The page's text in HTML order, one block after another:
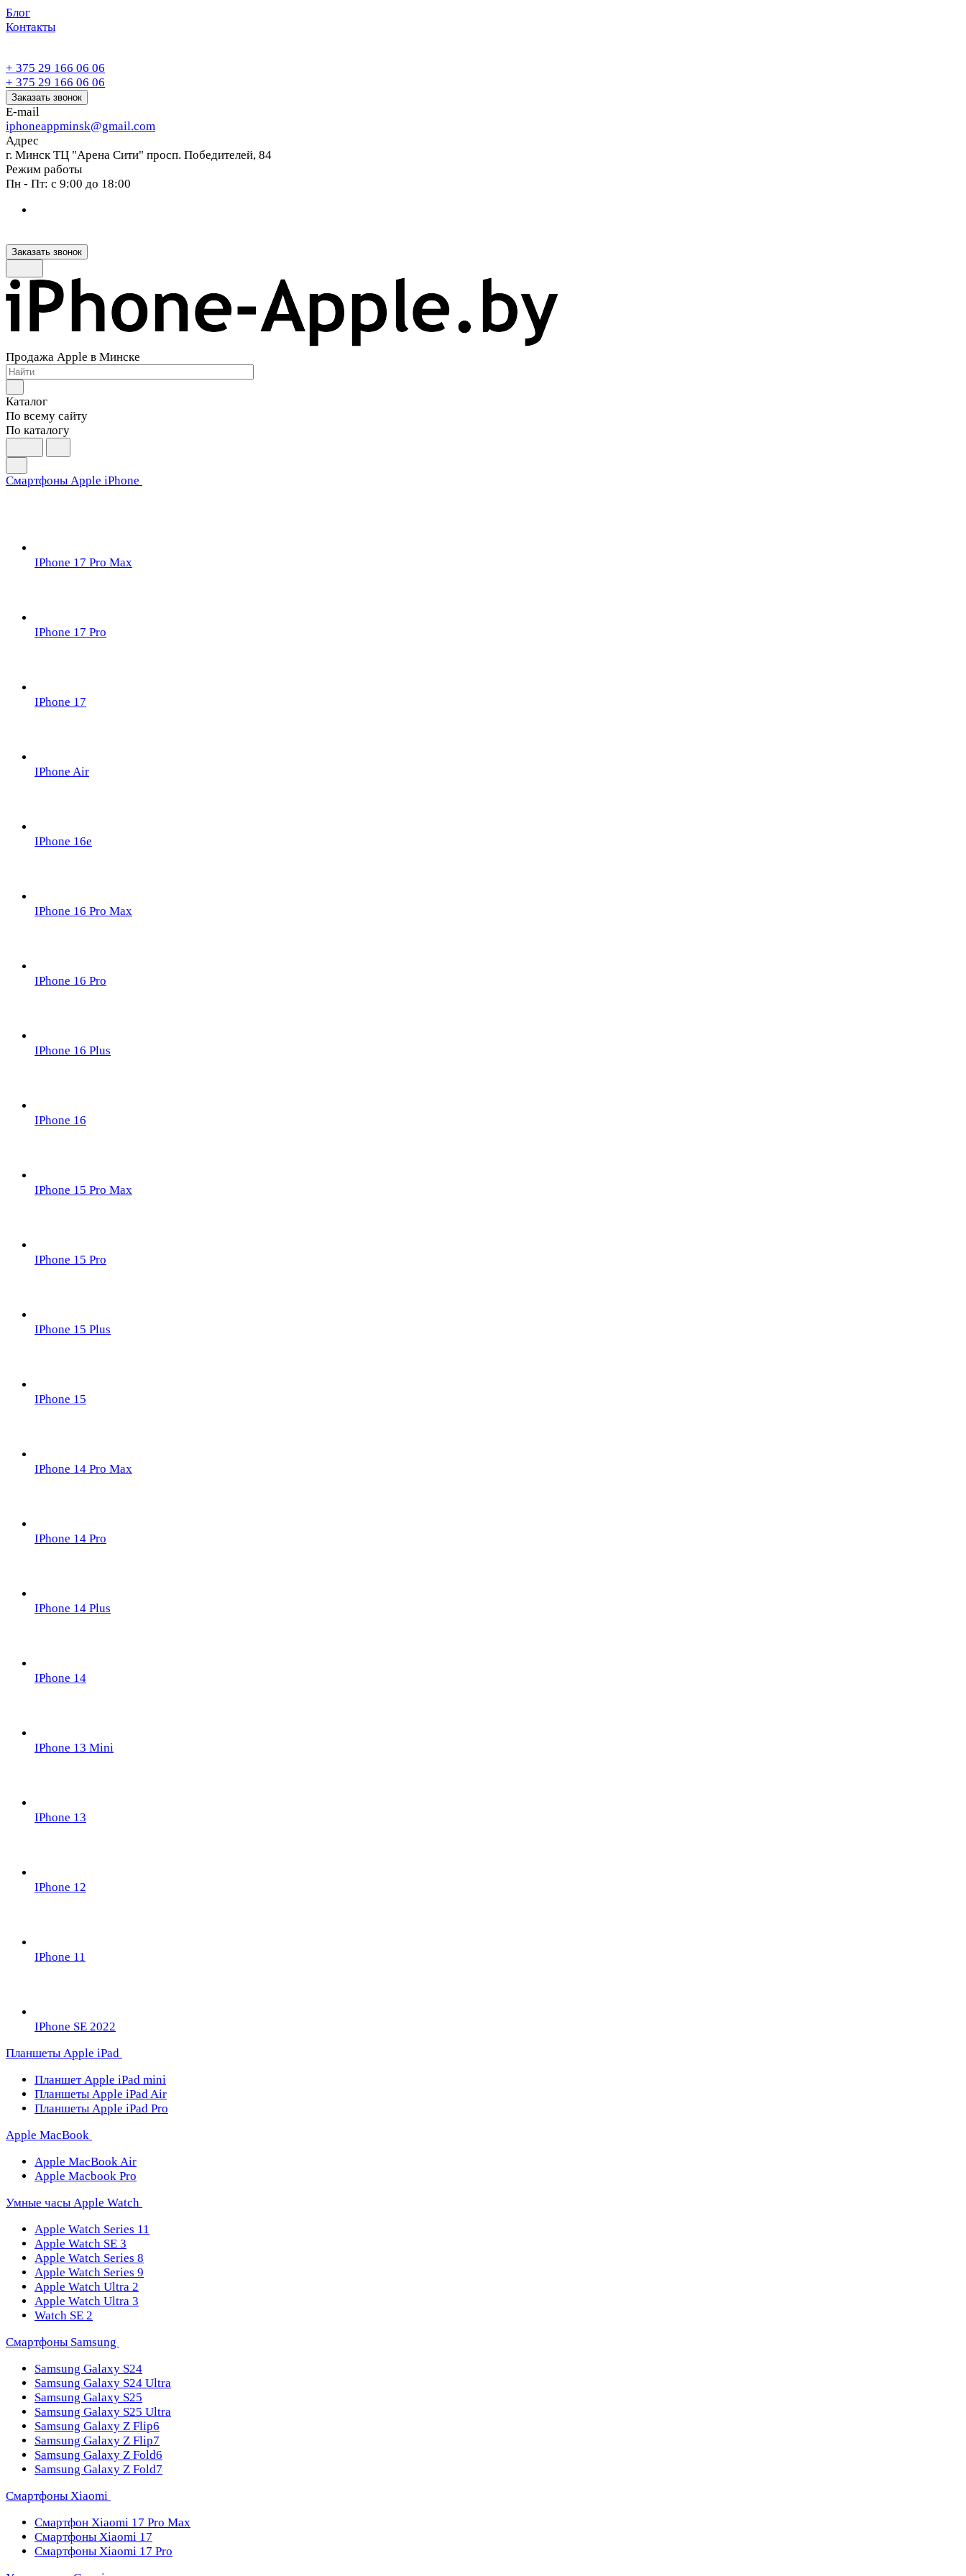
Блог
Контакты
+ 375 29 166 06 06
+ 375 29 166 06 06
Заказать звонок
E-mail
iphoneappminsk@gmail.com
Адрес
г. Минск ТЦ "Арена Сити" просп. Победителей, 84
Режим работы
Пн - Пт: с 9:00 до 18:00
Заказать звонок
Продажа Apple в Минске
Каталог
По всему сайту
По каталогу
Смартфоны Apple iPhone
IPhone 17 Pro Max
IPhone 17 Pro
IPhone 17
IPhone Air
IPhone 16e
IPhone 16 Pro Max
IPhone 16 Pro
IPhone 16 Plus
IPhone 16
IPhone 15 Pro Max
IPhone 15 Pro
IPhone 15 Plus
IPhone 15
IPhone 14 Pro Max
IPhone 14 Pro
IPhone 14 Plus
IPhone 14
IPhone 13 Mini
IPhone 13
IPhone 12
IPhone 11
IPhone SE 2022
Планшеты Apple iPad
Планшет Apple iPad mini
Планшеты Apple iPad Air
Планшеты Apple iPad Pro
Apple MacBook
Apple MacBook Air
Apple Macbook Pro
Умные часы Apple Watch
Apple Watch Series 11
Apple Watch SE 3
Apple Watch Series 8
Apple Watch Series 9
Apple Watch Ultra 2
Apple Watch Ultra 3
Watch SE 2
Смартфоны Samsung
Samsung Galaxy S24
Samsung Galaxy S24 Ultra
Samsung Galaxy S25
Samsung Galaxy S25 Ultra
Samsung Galaxy Z Flip6
Samsung Galaxy Z Flip7
Samsung Galaxy Z Fold6
Samsung Galaxy Z Fold7
Смартфоны Xiaomi
Смартфон Xiaomi 17 Pro Max
Смартфоны Xiaomi 17
Смартфоны Xiaomi 17 Pro